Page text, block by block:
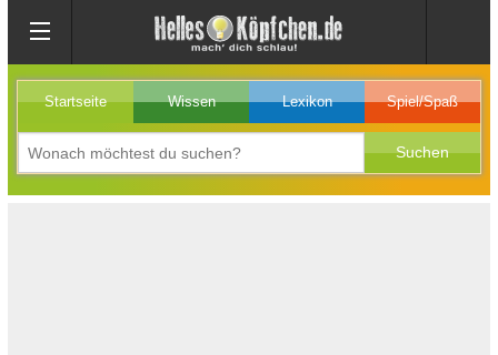
Startseite Wissen Lexikon Spiel/Spaß